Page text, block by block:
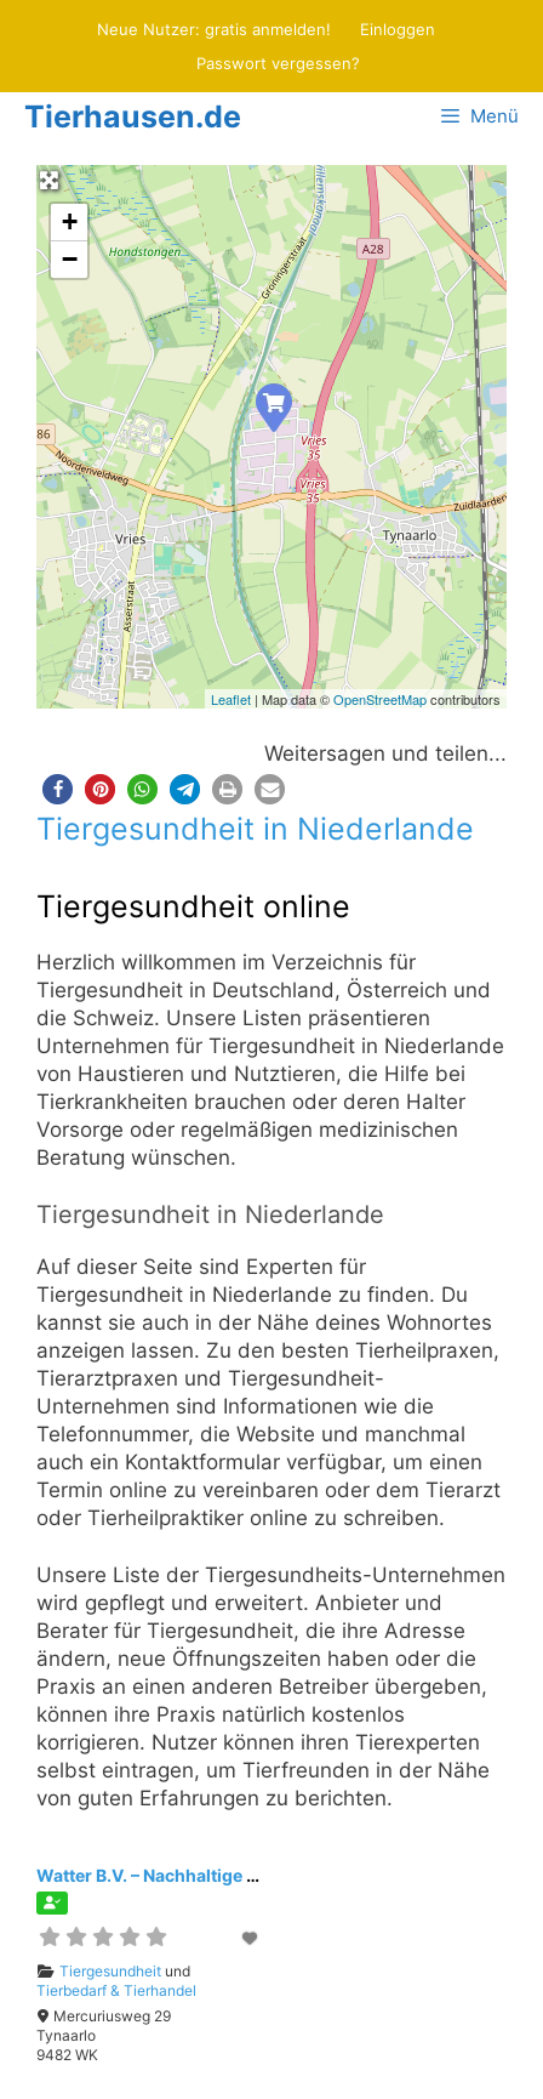
Neue Nutzer: gratis anmelden!
Einloggen
Passwort vergessen?
Tierhausen.de Menü
+
−
Leaflet | Map data ©OpenStreetMapcontributors
Weitersagen und teilen...
Tiergesundheit in Niederlande
Tiergesundheit online
Herzlich willkommen im Verzeichnis für
Tiergesundheit in Deutschland, Österreich und
die Schweiz. Unsere Listen präsentieren
Unternehmen für Tiergesundheit in Niederlande
von Haustieren und Nutztieren, die Hilfe bei
Tierkrankheiten brauchen oder deren Halter
Vorsorge oder regelmäßigen medizinischen
Beratung wünschen.
Tiergesundheit in Niederlande
Auf dieser Seite sind Experten für
Tiergesundheit in Niederlande zu finden. Du
kannst sie auch in der Nähe deines Wohnortes
anzeigen lassen. Zu den besten Tierheilpraxen,
Tierarztpraxen und Tiergesundheit-
Unternehmen sind Informationen wie die
Telefonnummer, die Website und manchmal
auch ein Kontaktformular verfügbar, um einen
Termin online zu vereinbaren oder dem Tierarzt
oder Tierheilpraktiker online zu schreiben.
Unsere Liste der Tiergesundheits-Unternehmen
wird gepflegt und erweitert. Anbieter und
Berater für Tiergesundheit, die ihre Adresse
ändern, neue Öffnungszeiten haben oder die
Praxis an einen anderen Betreiber übergeben,
können ihre Praxis natürlich kostenlos
korrigieren. Nutzer können ihren Tierexperten
selbst eintragen, um Tierfreunden in der Nähe
von guten Erfahrungen zu berichten.
Watter B.V. – Nachhaltige Desinfektion
Tiergesundheitund
Tierbedarf & Tierhandel
Mercuriusweg 29
Tynaarlo
9482 WK